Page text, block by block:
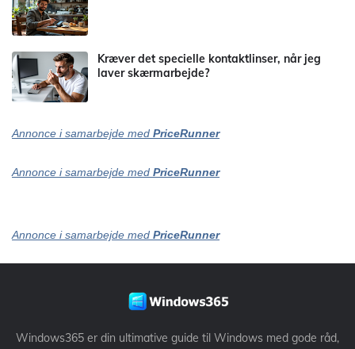
Kræver det specielle kontaktlinser, når jeg
laver skærmarbejde?
Annonce i samarbejde med PriceRunner
Annonce i samarbejde med PriceRunner
Annonce i samarbejde med PriceRunner
Windows365 er din ultimative guide til Windows med gode råd,